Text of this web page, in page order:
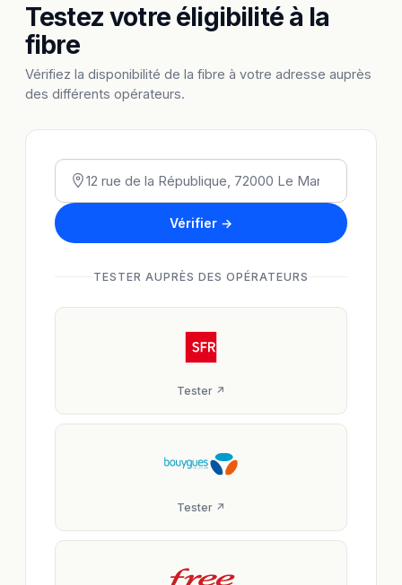
Testez votre éligibilité à la
fibre
Vérifiez la disponibilité de la fibre à votre adresse auprès
des différents opérateurs.
Vérifier →
TESTER AUPRÈS DES OPÉRATEURS
Tester ↗
Tester ↗